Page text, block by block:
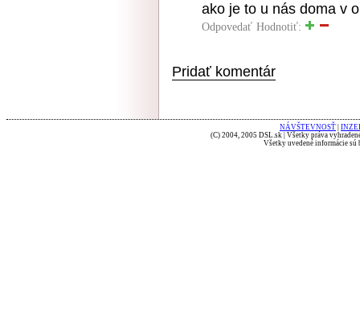
ako je to u nás doma v
Odpovedať Hodnotiť:
Pridať komentár
NÁVŠTEVNOSŤ
(C) 2004, 2005 DSL.sk | Všetky práva
Všetky uvedené informácie sú